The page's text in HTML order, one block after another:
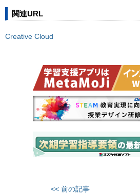
関連URL
Creative Cloud
<< 前の記事